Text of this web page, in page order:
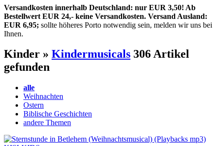
Versandkosten innerhalb Deutschland: nur EUR 3,50! Ab
Bestellwert EUR 24,- keine Versandkosten. Versand Ausland:
EUR 6,95; sollte höheres Porto notwendig sein, melden wir uns bei
Ihnen.
Kinder » Kindermusicals 306 Artikel
gefunden
alle
Weihnachten
Ostern
Biblische Geschichten
andere Themen